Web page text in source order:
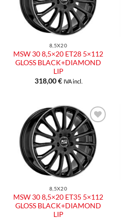
desideri
8,5X20
MSW 30 8,5×20 ET28 5×112
GLOSS BLACK+DIAMOND
LIP
318,00€ IVA incl.
Aggiungi
alla lista
dei
desideri
8,5X20
MSW 30 8,5×20 ET35 5×112
GLOSS BLACK+DIAMOND
LIP